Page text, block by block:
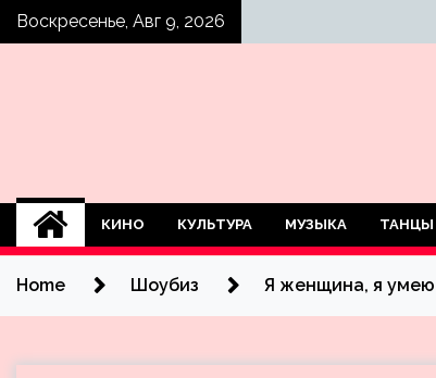
SkipВоскресенье, Авг 9, 2026
КИНО КУЛЬТУРА МУЗЫКА ТАНЦЫ
Home Шоубиз Я женщина, я умею